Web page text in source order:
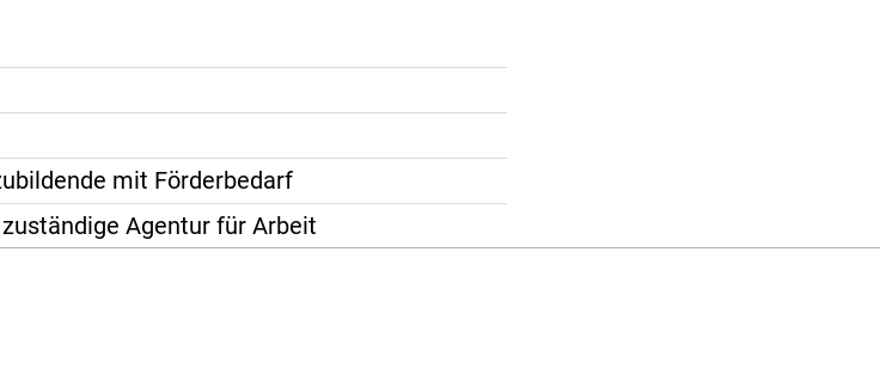
mit Förderbedarf
Agentur für Arbeit